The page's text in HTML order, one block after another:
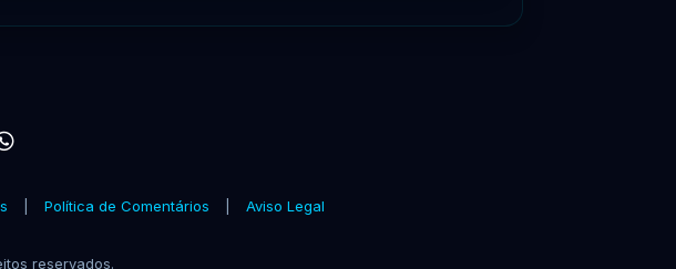
Política de Comentários Aviso Legal
reservados.